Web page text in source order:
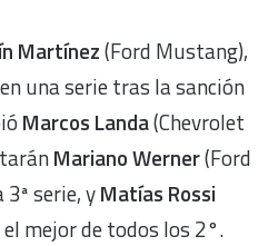
Martínez(Ford Mustang),
una serie tras la sanción
Marcos Landa(Chevrolet
Mariano Werner(Ford
serie, yMatías Rossi
mejor de todos los 2°.